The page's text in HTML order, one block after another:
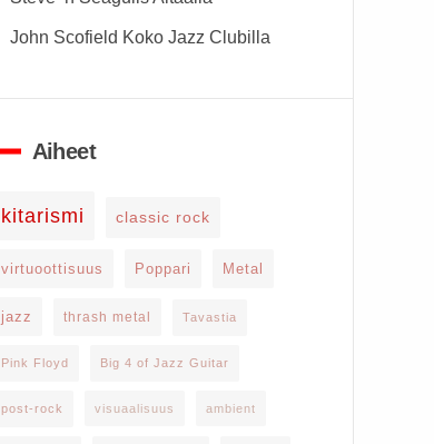
John Scofield Koko Jazz Clubilla
Aiheet
kitarismi classic rock
virtuoottisuus Poppari Metal
jazz thrash metal Tavastia
Pink Floyd Big 4 of Jazz Guitar
post-rock visuaalisuus ambient